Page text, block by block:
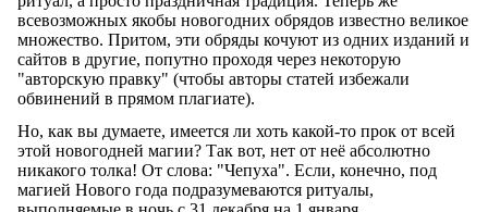
всевозможных якобы новогодних обрядов известно великое
множество. Притом, эти обряды кочуют из одних изданий и
сайтов в другие, попутно проходя через некоторую
"авторскую правку" (чтобы авторы статей избежали
обвинений в прямом плагиате).
Но, как вы думаете, имеется ли хоть какой-то прок от всей
этой новогодней магии? Так вот, нет от неё абсолютно
никакого толка! От слова: "Чепуха". Если, конечно, под
магией Нового года подразумеваются ритуалы,